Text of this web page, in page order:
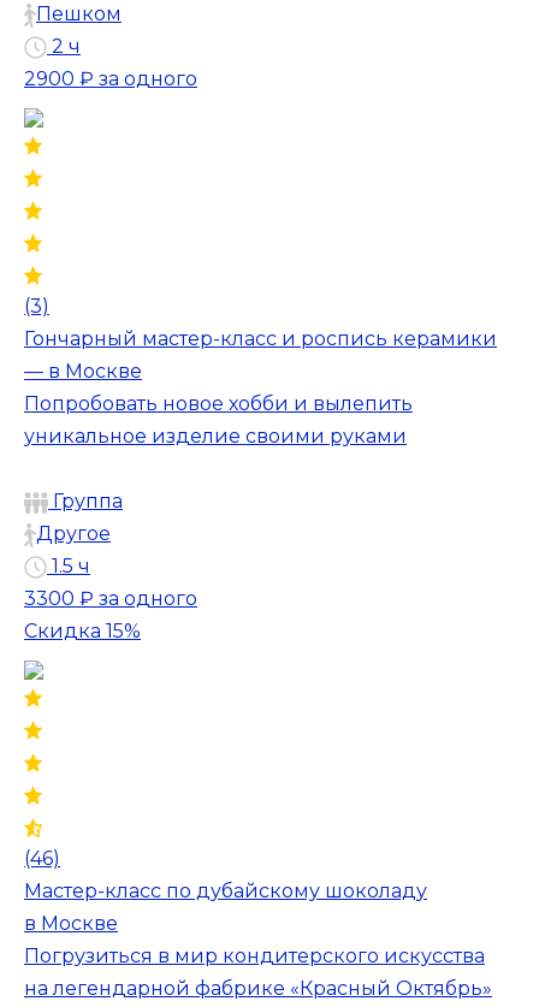
Пешком
2 ч
2900 ₽ за одного
(3)
Гончарный мастер-класс и роспись керамики
— в Москве
Попробовать новое хобби и вылепить
уникальное изделие своими руками
Группа
Другое
1.5 ч
3300 ₽ за одного
Скидка 15%
(46)
Мастер-класс по дубайскому шоколаду
в Москве
Погрузиться в мир кондитерского искусства
на легендарной фабрике «Красный Октябрь»